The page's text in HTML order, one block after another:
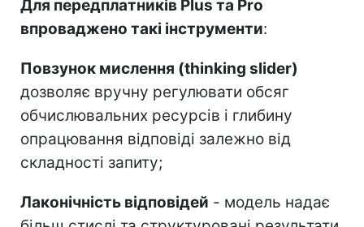
Для передплатників Plus та Pro
впроваджено такі інструменти:
Повзунок мислення (thinking slider)
дозволяє вручну регулювати обсяг
обчислювальних ресурсів і глибину
опрацювання відповіді залежно від
складності запиту;
Лаконічність відповідей - модель надає